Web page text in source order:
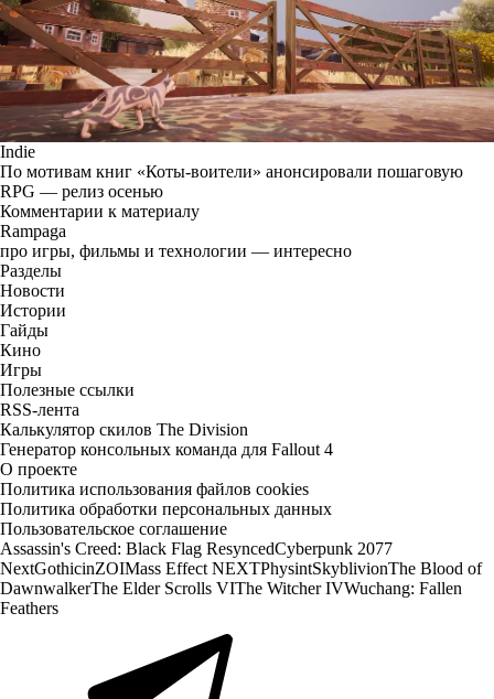
Indie
По мотивам книг «Коты-воители» анонсировали пошаговую
RPG — релиз осенью
Комментарии к материалу
Rampaga
про игры, фильмы и технологии — интересно
Разделы
Новости
Истории
Гайды
Кино
Игры
Полезные ссылки
RSS-лента
Калькулятор скилов The Division
Генератор консольных команда для Fallout 4
О проекте
Политика использования файлов cookies
Политика обработки персональных данных
Пользовательское соглашение
Assassin's Creed: Black Flag ResyncedCyberpunk 2077
NextGothicinZOIMass Effect NEXTPhysintSkyblivionThe Blood of
DawnwalkerThe Elder Scrolls VIThe Witcher IVWuchang: Fallen
Feathers